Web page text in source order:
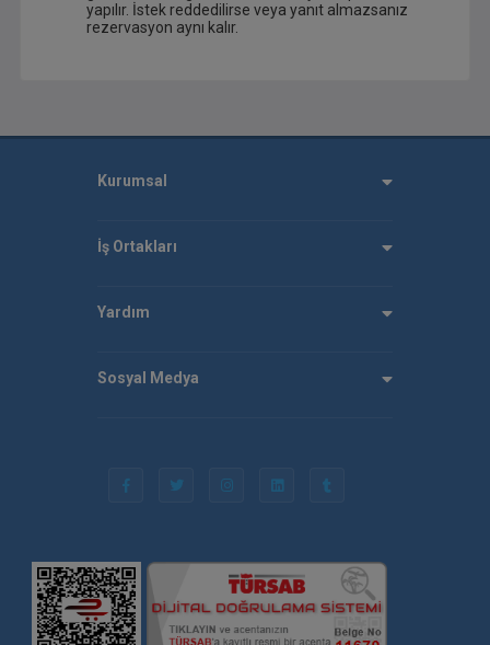
yapılır. İstek reddedilirse veya yanıt almazsanız
rezervasyon aynı kalır.
Kurumsal
İş Ortakları
Yardım
Sosyal Medya